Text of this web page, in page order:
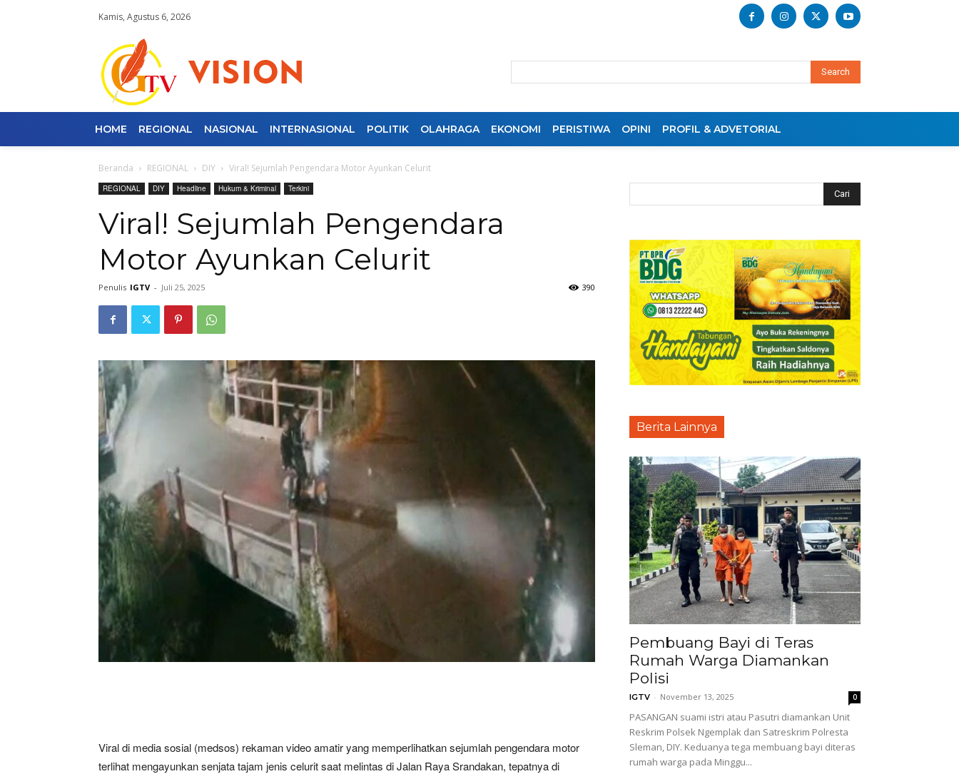
Kamis, Agustus 6, 2026
Search
HOME REGIONAL NASIONAL INTERNASIONAL POLITIK OLAHRAGA EKONOMI PERISTIWA OPINI PROFIL & ADVETORIAL
Beranda REGIONAL DIY Viral! Sejumlah Pengendara Motor Ayunkan Celurit
REGIONAL DIY Headline Hukum & Kriminal Terkini
Viral! Sejumlah Pengendara
Motor Ayunkan Celurit
Penulis IGTV - Juli 25, 2025 390
Viral di media sosial (medsos) rekaman video amatir yang memperlihatkan sejumlah pengendara motor
terlihat mengayunkan senjata tajam jenis celurit saat melintas di Jalan Raya Srandakan, tepatnya di
Berita Lainnya
Pembuang Bayi di Teras
Rumah Warga Diamankan
Polisi
IGTV - November 13, 2025 0
PASANGAN suami istri atau Pasutri diamankan Unit
Reskrim Polsek Ngemplak dan Satreskrim Polresta
Sleman, DIY. Keduanya tega membuang bayi diteras
rumah warga pada Minggu...